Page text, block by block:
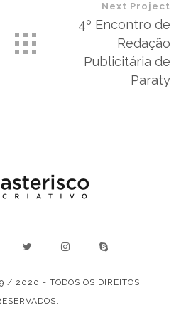
Next Project
4º Encontro de
Redação
Publicitária de
Paraty
/ 2020 - TODOS OS DIREITOS